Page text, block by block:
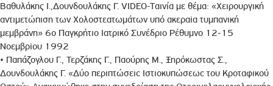
Βαθυλάκης Ι.,Δουνδουλάκης Γ. VIDEO-Tαινία με θέμα: «Χειρουργική
αντιμετώπιση των Χολοστεατωμάτων υπό ακεραiα τυμπανική
μεμβράνη» 6ο Παγκρήτιο Ιατρικό Συνέδριο Ρέθυμνο 12-15
Νοεμβρiου 1992
• Παπάζογλου Γ., Τερζάκης Γ., Παούρης Μ., Ξηρόκωστας Σ.,
Δουνδουλάκης Γ. «Δύο περιπτώσειc Ιστιοκυπώσεωc του Κροταφικού